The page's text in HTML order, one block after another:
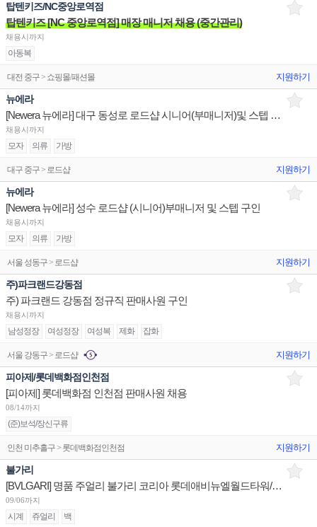
탑텐키즈/NC중앙로역점
탑텐키즈 [NC 중앙로역점] 매장 매니저 채용 (중간관리)
채용시까지
아동복
대전 중구 > 쇼핑몰/패션몰 지원하기
뉴에라
[Newera 뉴에라] 대구 동성로 로드샵 시니어(부매니저)및 스텝 구인
채용시까지
모자 의류 가방
대구 중구 > 로드샵 지원하기
뉴에라
[Newera 뉴에라] 성수 로드샵 (시니어)부매니저 및 스텝 구인
채용시까지
모자 의류 가방
서울 성동구 > 로드샵 지원하기
주)파크랜드강동점
주) 파크랜드 강동점 정규직 판매사원 구인
채용시까지
남성정장 여성정장 여성복 제화 잡화
서울 강동구 > 로드샵 지원하기
피아제/롯데백화점인천점
[피아제] 롯데백화점 인천점 판매사원 채용
08/14까지
(준)보석/장신구류
인천 미추홀구 > 롯데백화점인천점 지원하기
불가리
[BVLGARI] 명품 주얼리 불가리 코리아 롯데애비뉴엘월드타워/현대판교/신세계센텀 부점장 채용
09/06까지
시계 쥬얼리 백